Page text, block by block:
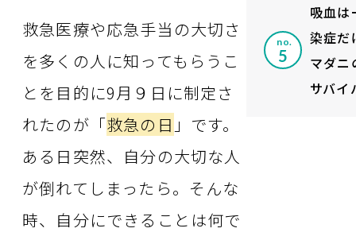
救急医療や応急手当の大切さ
を多くの人に知ってもらうこ
とを目的に9月９日に制定さ
れたのが「救急の日 」です。
ある日突然、自分の大切な人
が倒れてしまったら。そんな
時、自分にできることは何で
no.
吸血は
染症だ
マダニ
サバイ